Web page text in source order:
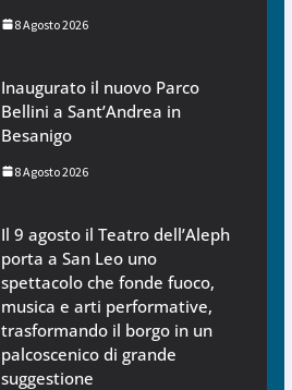
8 Agosto 2026
Inaugurato il nuovo Parco
Bellini a Sant’Andrea in
Besanigo
8 Agosto 2026
Il 9 agosto il Teatro dell’Aleph
porta a San Leo uno
spettacolo che fonde fuoco,
musica e arti performative,
trasformando il borgo in un
palcoscenico di grande
suggestione